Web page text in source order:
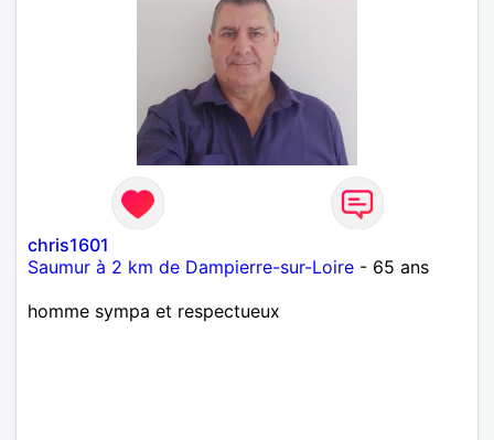
chris1601
Saumur à 2 km de Dampierre-sur-Loire - 65 ans
homme sympa et respectueux